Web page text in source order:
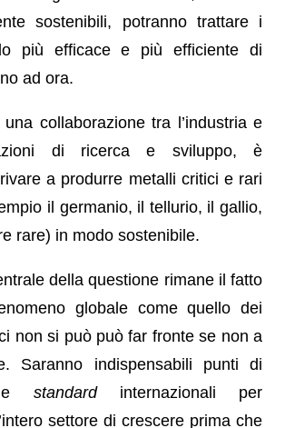
sostenibili, potranno trattare i
più efficace e più efficiente di
ad ora.
collaborazione tra l’industria e
di ricerca e sviluppo, è
a produrre metalli critici e rari
il germanio, il tellurio, il gallio,
rare) in modo sostenibile.
della questione rimane il fatto
globale come quello dei
non si può può far fronte se non a
Saranno indispensabili punti di
e standardinternazionali per
settore di crescere prima che